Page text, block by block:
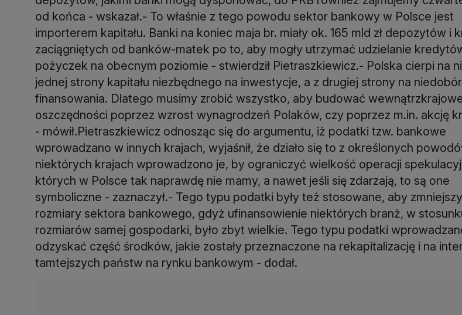
od końca - wskazał.- To właśnie z tego powodu sektor bankowy w Polsce jest
importerem kapitału. Banki na koniec maja br. miały ok. 165 mld zł depozytów i
zaciągniętych od banków-matek po to, aby mogły utrzymać udzielanie
pożyczek na obecnym poziomie - stwierdził Pietraszkiewicz.- Polska cierpi na
jednej strony kapitału niezbędnego na inwestycje, a z drugiej strony na niedobór
finansowania. Dlatego musimy zrobić wszystko, aby budować
oszczędności poprzez wzrost wynagrodzeń Polaków, czy poprzez m.in. akcję
- mówił.Pietraszkiewicz odnosząc się do argumentu, iż podatki tzw. bankowe
wprowadzano w innych krajach, wyjaśnił, że działo się to z określonych
niektórych krajach wprowadzono je, by ograniczyć wielkość operacji
których w Polsce tak naprawdę nie mamy, a nawet jeśli się zdarzają, to są one
symboliczne - zaznaczył.- Tego typu podatki były też stosowane, aby
rozmiary sektora bankowego, gdyż ufinansowienie niektórych branż, w
rozmiarów samej gospodarki, było zbyt wielkie. Tego typu podatki
odzyskać część środków, jakie zostały przeznaczone na rekapitalizację i na
tamtejszych państw na rynku bankowym - dodał.